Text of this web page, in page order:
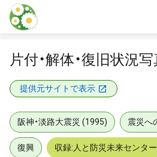
本文に飛ぶ
片付・解体・復旧状況
提供元サイトで表示
阪神・淡路大震災 (1995) 震災へ
復興 収録:人と防災未来センタ